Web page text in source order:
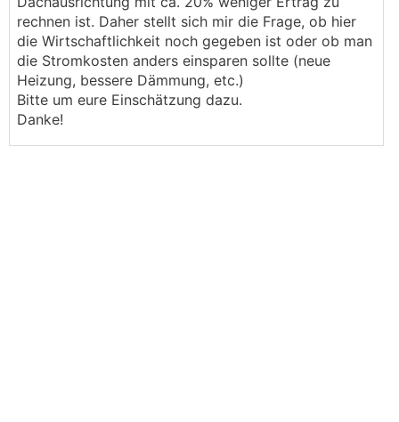
rechnen ist. Daher stellt sich mir die Frage, ob hier
die Wirtschaftlichkeit noch gegeben ist oder ob man
die Stromkosten anders einsparen sollte (neue
Heizung, bessere Dämmung, etc.)
Bitte um eure Einschätzung dazu.
Danke!